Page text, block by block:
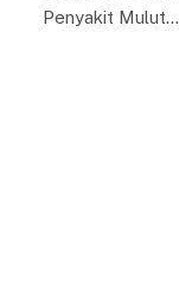
Penyakit Mulut…